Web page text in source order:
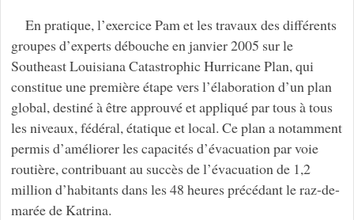
En pratique, l’exercice Pam et les travaux des différents
groupes d’experts débouche en janvier 2005 sur le
Southeast Louisiana Catastrophic Hurricane Plan, qui
constitue une première étape vers l’élaboration d’un plan
global, destiné à être approuvé et appliqué par tous à tous
les niveaux, fédéral, étatique et local. Ce plan a notamment
permis d’améliorer les capacités d’évacuation par voie
routière, contribuant au succès de l’évacuation de 1,2
million d’habitants dans les 48 heures précédant le raz-de-
marée de Katrina.